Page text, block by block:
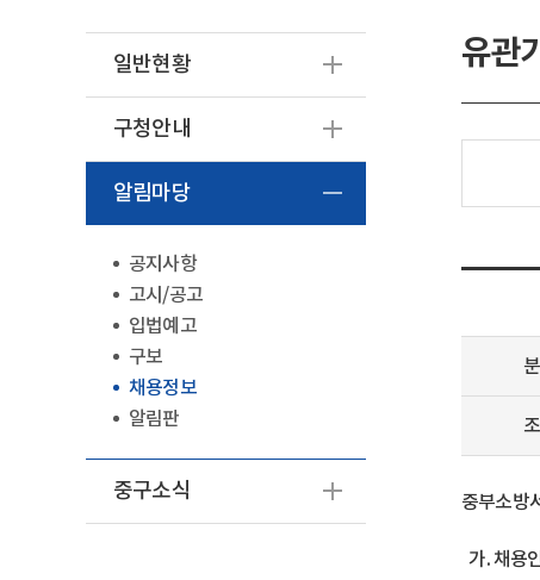
일반현황
구청안내
알림마당
공지사항
고시/공고
입법예고
구보
채용정보
알림판
중구소식
유관
중부소방
가. 채용